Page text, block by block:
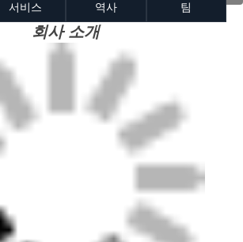
서비스 역사 팀
회사 소개